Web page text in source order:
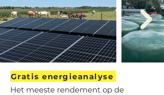
Gratis energieanalyse
Het meeste rendement op de